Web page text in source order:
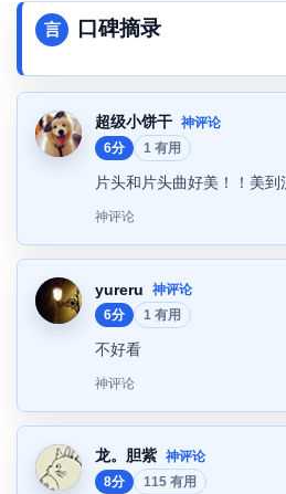
言 口碑摘录
超级小饼干 神评论
6分
1 有用
片头和片头曲好美！！美到
神评论
yureru
神评论
6分
1 有用
不好看
神评论
龙。胆紫 神评论
8分
115 有用